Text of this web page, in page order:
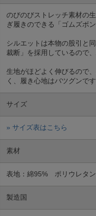
のびのびストレッチ素材の
ぎ履きのできる「ゴムズボ
シルエットは本物の股引と
裁断」を採用しているので
生地がほどよく伸びるので
く、履き心地はバツグンです
サイズ
» サイズ表はこちら
素材
表地：綿95% ポリウレタ
製造国